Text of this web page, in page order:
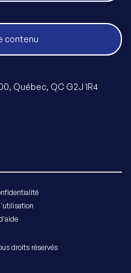
contenu
Québec, QC G2J 1R4
droits réservés